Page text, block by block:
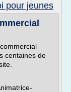
pour jeunes
centaines de